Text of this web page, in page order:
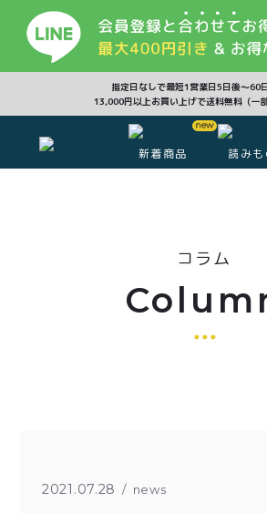
指定日なしで最短1営業日5日後〜60
13,000円以上お買い上げで送料無料（一
新着商品 読みも
ョコラ
コラム
2021.07.28 news